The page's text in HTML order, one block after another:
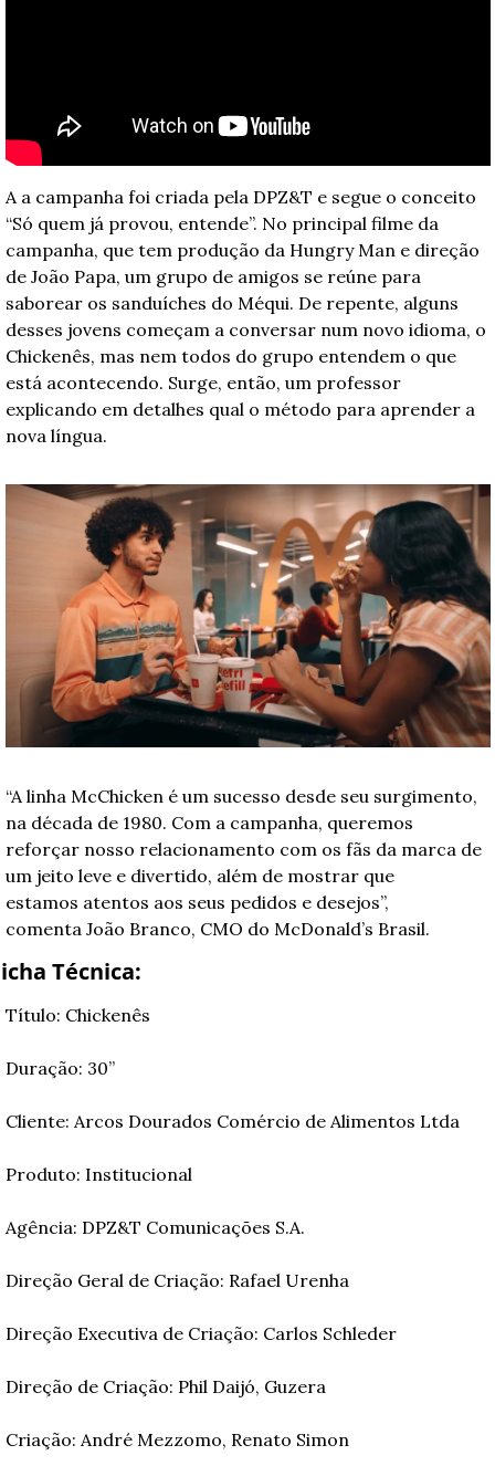
A a campanha foi criada pela DPZ&T e segue o conceito
“Só quem já provou, entende”. No principal filme da
campanha, que tem produção da Hungry Man e direção
de João Papa, um grupo de amigos se reúne para
saborear os sanduíches do Méqui. De repente, alguns
desses jovens começam a conversar num novo idioma, o
Chickenês, mas nem todos do grupo entendem o que
está acontecendo. Surge, então, um professor
explicando em detalhes qual o método para aprender a
nova língua.
“A linha McChicken é um sucesso desde seu surgimento,
na década de 1980. Com a campanha, queremos
reforçar nosso relacionamento com os fãs da marca de
um jeito leve e divertido, além de mostrar que
estamos atentos aos seus pedidos e desejos”,
comenta João Branco, CMO do McDonald’s Brasil.
Técnica:
Título: Chickenês
Duração: 30”
Cliente: Arcos Dourados Comércio de Alimentos Ltda
Produto: Institucional
Agência: DPZ&T Comunicações S.A.
Direção Geral de Criação: Rafael Urenha
Direção Executiva de Criação: Carlos Schleder
Direção de Criação: Phil Daijó, Guzera
Criação: André Mezzomo, Renato Simon